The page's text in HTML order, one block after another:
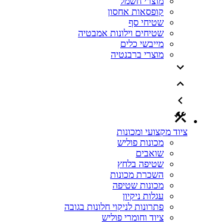
קופסאות אחסון
שטיחי סף
שטיחים וילונות אמבטיה
מייבשי כלים
מוצרי ברבנטיה
ציוד מקצועי ומכונות
מכונות פוליש
שואבים
שטיפה בלחץ
השכרת מכונות
מכונות שטיפה
עגלות ניקיון
פתרונות לניקוי חלונות בגובה
ציוד וחומרי פוליש